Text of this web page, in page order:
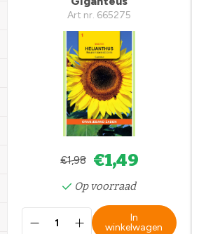
Art nr. 665275
€1,98 €1,49
Op voorraad
In
winkelwagen